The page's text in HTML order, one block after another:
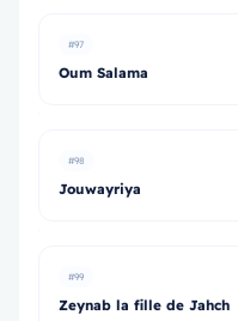
#97
Oum Salama
#98
Jouwayriya
#99
Zeynab la fille de Jahch